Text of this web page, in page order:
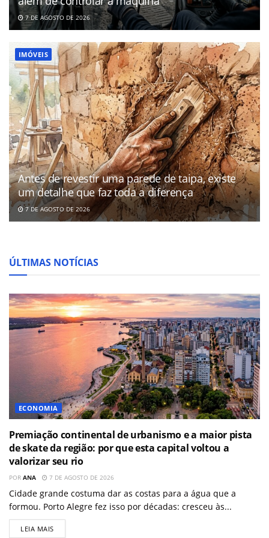
7 DE AGOSTO DE 2026
IMÓVEIS
Antes de revestir uma parede de taipa, existe
um detalhe que faz toda a diferença
7 DE AGOSTO DE 2026
ÚLTIMAS NOTÍCIAS
ECONOMIA
Premiação continental de urbanismo e a maior pista
de skate da região: por que esta capital voltou a
valorizar seu rio
POR ANA 7 DE AGOSTO DE 2026
Cidade grande costuma dar as costas para a água que a
formou. Porto Alegre fez isso por décadas: cresceu às...
LEIA MAIS